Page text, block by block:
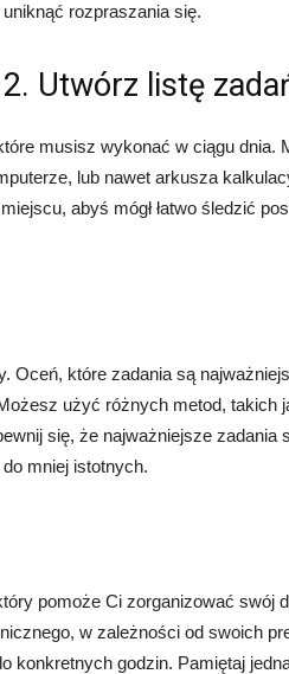
uniknąć rozpraszania się.
2. Utwórz listę
musisz wykonać w ciągu dnia.
lub nawet arkusza
abyś mógł łatwo śledzić
Oceń, które zadania są
użyć różnych metod, takich
się, że najważniejsze zadania
mniej istotnych.
pomoże Ci zorganizować swój
w zależności od swoich
konkretnych godzin. Pamiętaj